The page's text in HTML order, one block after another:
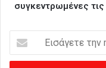
συγκεντρωμένες
σ